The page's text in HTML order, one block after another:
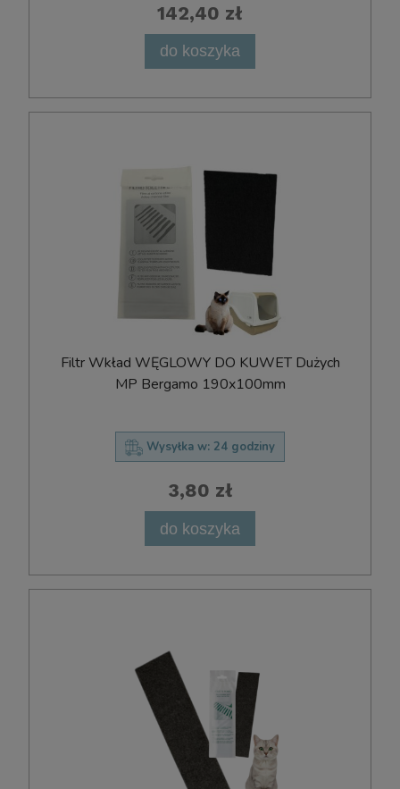
142,40 zł
do koszyka
Filtr Wkład WĘGLOWY DO KUWET Dużych
MP Bergamo 190x100mm
Wysyłka w: 24 godziny
3,80 zł
do koszyka